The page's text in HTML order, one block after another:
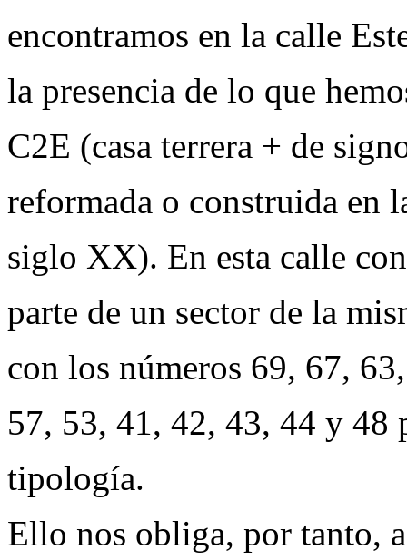
encontramos en la calle
la presencia de lo que
C2E (casa terrera + de
reformada o construida en
siglo XX). En esta calle
parte de un sector de la
con los números 69, 67,
57, 53, 41, 42, 43, 44 y 48
tipología.
Ello nos obliga, por tanto,